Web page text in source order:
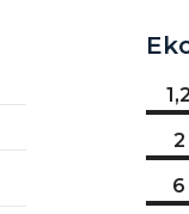
1,2
2
6